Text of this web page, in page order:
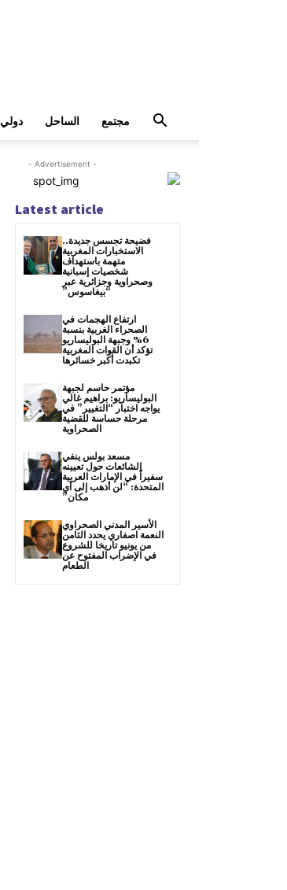
دولي الساحل مجتمع
- Advertisement -
Latest article
فضيحة تجسس جديدة..
الاستخبارات المغربية
متهمة باستهداف
شخصيات إسبانية
وصحراوية وجزائرية عبر
“بيغاسوس”
ارتفاع الهجمات في
الصحراء الغربية بنسبة
6% وجبهة البوليساريو
تؤكد أن القوات المغربية
تكبدت أكبر خسائرها
مؤتمر حاسم لجبهة
البوليساريو: براهيم غالي
يواجه اختبار “التغيير” في
مرحلة حساسة للقضية
الصحراوية
مسعد بولس ينفي
الشائعات حول تعيينه
سفيراً في الإمارات العربية
المتحدة: “لن أذهب إلى أي
مكان”
الأسير المدني الصحراوي
النعمة اصفاري يحدد الثامن
من يونيو تاريخا للشروع
في الإضراب المفتوح عن
الطعام